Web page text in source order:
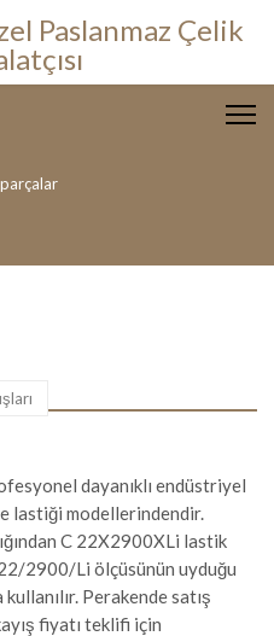
dayanıklı endüstriyel
lastiği modellerindendir.
C 22X2900XLi lastik
2900/Li ölçüsünün uyduğu
Perakende satış
fiyatı teklifi için